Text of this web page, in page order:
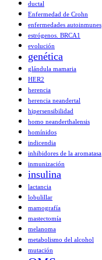
ductal
Enfermedad de Crohn
enfermedades autoinmunes
estrógenos. BRCA1
evolución
genética
glándula mamaria
HER2
herencia
herencia neandertal
hipersensibilidad
homo neanderthalensis
homínidos
indicendia
inhibidores de la aromatasa
inmunización
insulina
lactancia
lobulillar
mamografía
mastectomía
melanoma
metabolismo del alcohol
mutación